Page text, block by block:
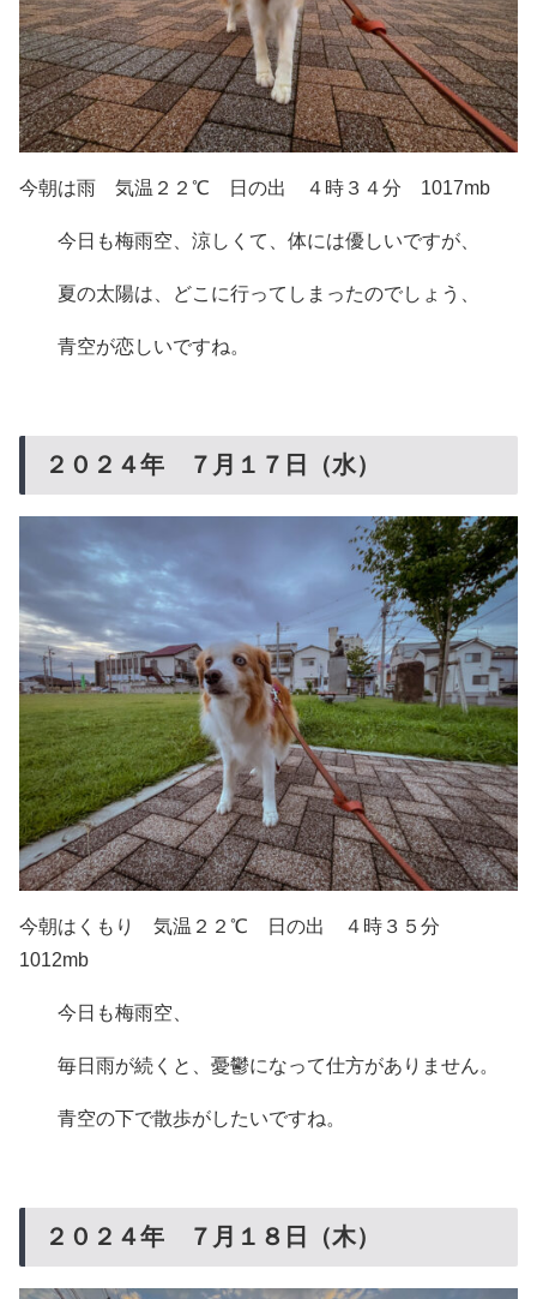
今朝は雨 気温２２℃ 日の出 ４時３４分 1017mb
今日も梅雨空、涼しくて、体には優しいですが、
夏の太陽は、どこに行ってしまったのでしょう、
青空が恋しいですね。
２０２４年 ７月１７日（水）
今朝はくもり 気温２２℃ 日の出 ４時３５分
1012mb
今日も梅雨空、
毎日雨が続くと、憂鬱になって仕方がありません。
青空の下で散歩がしたいですね。
２０２４年 ７月１８日（木）